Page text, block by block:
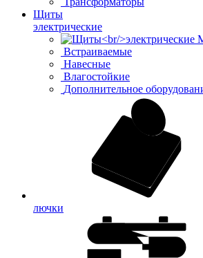
Щиты
электрические
Встраиваемые
Навесные
Влагостойкие
Дополнительное
лючки